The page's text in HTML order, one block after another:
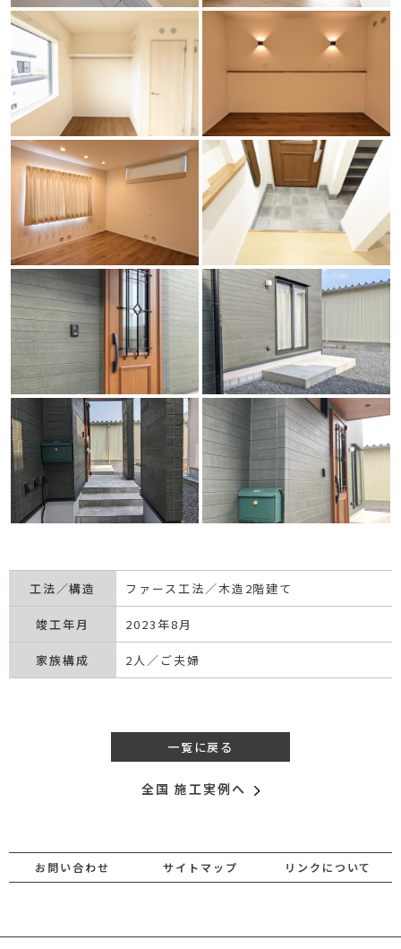
工法／構造 ファース工法／木造2階建て
竣工年月 2023年8月
家族構成 2人／ご夫婦
一覧に戻る
全国 施工実例へ
お問い合わせ サイトマップ リンクについて